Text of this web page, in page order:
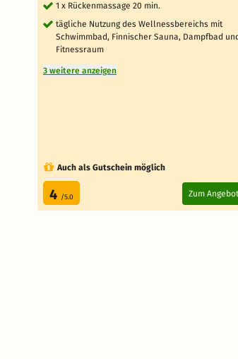
1 x Rückenmassage 20 min.
tägliche Nutzung des Wellnessbereichs mit
Schwimmbad, Finnischer Sauna, Dampfbad und
Fitnessraum
3 weitere anzeigen
Auch als Gutschein möglich
4 /5.0 Zum Angebot